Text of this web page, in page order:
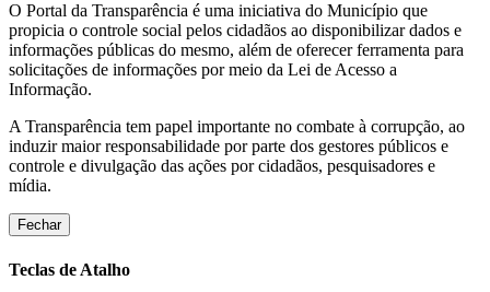
O Portal da Transparência é uma iniciativa do Município que
propicia o controle social pelos cidadãos ao disponibilizar dados e
informações públicas do mesmo, além de oferecer ferramenta para
solicitações de informações por meio da Lei de Acesso a
Informação.
A Transparência tem papel importante no combate à corrupção, ao
induzir maior responsabilidade por parte dos gestores públicos e
controle e divulgação das ações por cidadãos, pesquisadores e
mídia.
Fechar
Teclas de Atalho